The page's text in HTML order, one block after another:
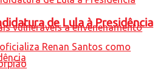
de Lula à Presidência